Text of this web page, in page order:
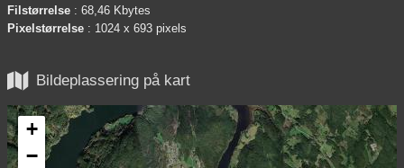
Filstørrelse : 68,46 Kbytes
Pixelstørrelse : 1024 x 693 pixels
 Bildeplassering på kart
+
−